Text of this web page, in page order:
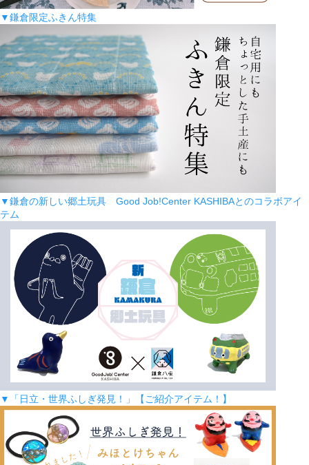
▼鎌倉限定ふきん特集
▼鎌倉の新しい郷土玩具 Good Job!Center KASHIBAとのコラボアイ
テム
▼「日立・世界ふしぎ発見！」【ご紹介アイテム！】